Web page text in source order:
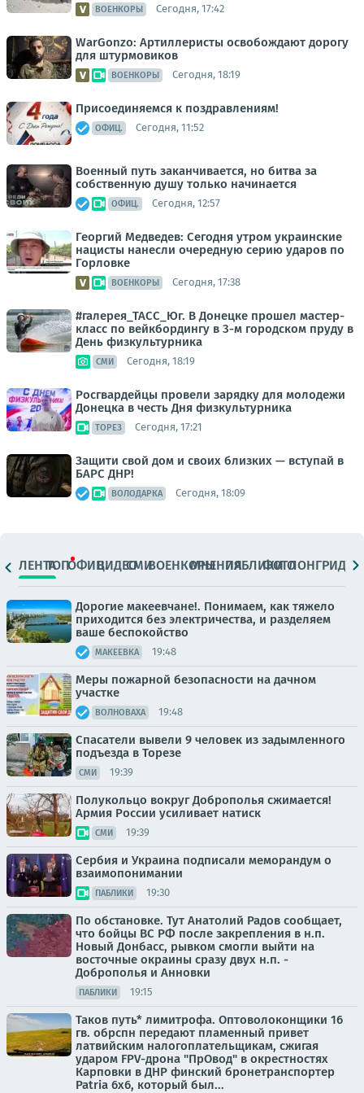
ВОЕНКОРЫ Сегодня, 17:42
WarGonzo: Артиллеристы освобождают дорогу
для штурмовиков
ВОЕНКОРЫ Сегодня, 18:19
Присоединяемся к поздравлениям!
ОФИЦ. Сегодня, 11:52
Военный путь заканчивается, но битва за
собственную душу только начинается
ОФИЦ. Сегодня, 12:57
Георгий Медведев: Сегодня утром украинские
нацисты нанесли очередную серию ударов по
Горловке
ВОЕНКОРЫ Сегодня, 17:38
#галерея_ТАСС_Юг. В Донецке прошел мастер-
класс по вейкбордингу в 3-м городском пруду в
День физкультурника
СМИ Сегодня, 18:19
Росгвардейцы провели зарядку для молодежи
Донецка в честь Дня физкультурника
ТОРЕЗ Сегодня, 17:21
Защити свой дом и своих близких — вступай в
БАРС ДНР!
ВОЛОДАРКА Сегодня, 18:09
ЛЕНТАТОПОФИЦ.ВИДЕОСМИВОЕНКОРЫМНЕНИЯПАБЛИКИ
ФОТОЛОНГРИДЫ
Дорогие макеевчане!. Понимаем, как тяжело
приходится без электричества, и разделяем
ваше беспокойство
МАКЕЕВКА 19:48
Меры пожарной безопасности на дачном
участке
ВОЛНОВАХА 19:48
Спасатели вывели 9 человек из задымленного
подъезда в Торезе
СМИ 19:39
Полукольцо вокруг Доброполья сжимается!
Армия России усиливает натиск
СМИ 19:39
Сербия и Украина подписали меморандум о
взаимопонимании
ПАБЛИКИ 19:30
По обстановке. Тут Анатолий Радов сообщает,
что бойцы ВС РФ после закрепления в н.п.
Новый Донбасс, рывком смогли выйти на
восточные окраины сразу двух н.п. -
Доброполья и Анновки
ПАБЛИКИ 19:15
Таков путь* лимитрофа. Оптоволоконщики 16
гв. обрспн передают пламенный привет
латвийским налогоплательщикам, сжигая
ударом FPV-дрона "ПрОвод" в окрестностях
Карповки в ДНР финский бронетранспортер
Patria 6x6, который был...